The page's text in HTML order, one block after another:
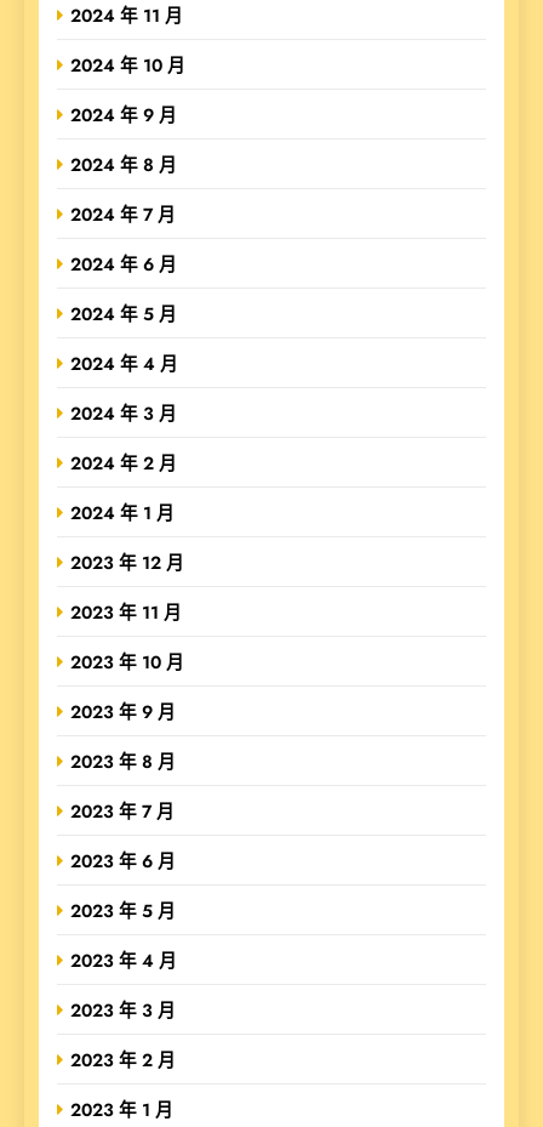
2024 年 11 月
2024 年 10 月
2024 年 9 月
2024 年 8 月
2024 年 7 月
2024 年 6 月
2024 年 5 月
2024 年 4 月
2024 年 3 月
2024 年 2 月
2024 年 1 月
2023 年 12 月
2023 年 11 月
2023 年 10 月
2023 年 9 月
2023 年 8 月
2023 年 7 月
2023 年 6 月
2023 年 5 月
2023 年 4 月
2023 年 3 月
2023 年 2 月
2023 年 1 月